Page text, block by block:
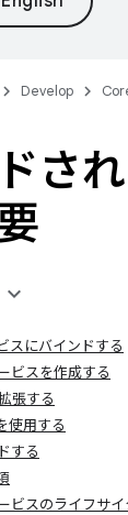
Develop
さ
スにバインドする
ビスを作成する
張する
使用する
する
ビスのライフサ